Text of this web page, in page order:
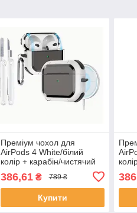
Преміум чохол для
AirPods 4 White/білий
колір + карабін/чистячий
386,61₴ 789 ₴
Купити